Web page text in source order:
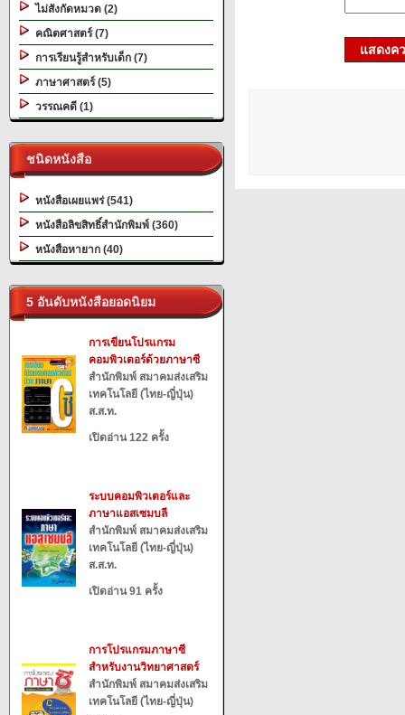
ไม่สังกัดหมวด (2)
คณิตศาสตร์ (7)
การเรียนรู้สำหรับเด็ก (7)
ภาษาศาสตร์ (5)
วรรณคดี (1)
ชนิดหนังสือ
หนังสือเผยแพร่ (541)
หนังสือลิขสิทธิ์สำนักพิมพ์ (360)
หนังสือหายาก (40)
5 อันดับหนังสือยอดนิยม
การเขียนโปรแกรม
คอมพิวเตอร์ด้วยภาษาซี
สำนักพิมพ์ สมาคมส่งเสริม
เทคโนโลยี (ไทย-ญี่ปุ่น)
ส.ส.ท.
เปิดอ่าน 122 ครั้ง
ระบบคอมพิวเตอร์และ
ภาษาแอสเซมบลี
สำนักพิมพ์ สมาคมส่งเสริม
เทคโนโลยี (ไทย-ญี่ปุ่น)
ส.ส.ท.
เปิดอ่าน 91 ครั้ง
การโปรแกรมภาษาซี
สำหรับงานวิทยาศาสตร์
สำนักพิมพ์ สมาคมส่งเสริม
เทคโนโลยี (ไทย-ญี่ปุ่น)
แสดงค